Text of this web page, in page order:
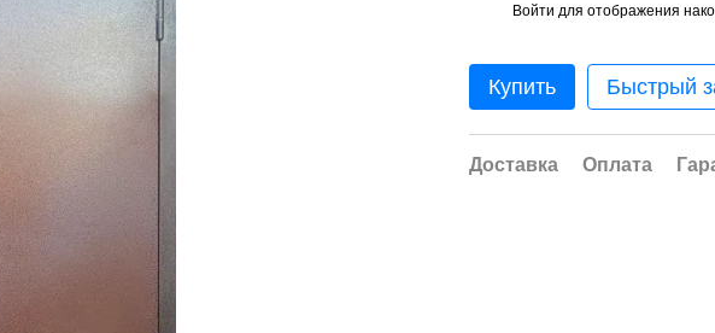
Войти для отображения
Купить Быстрый
Доставка Оплата